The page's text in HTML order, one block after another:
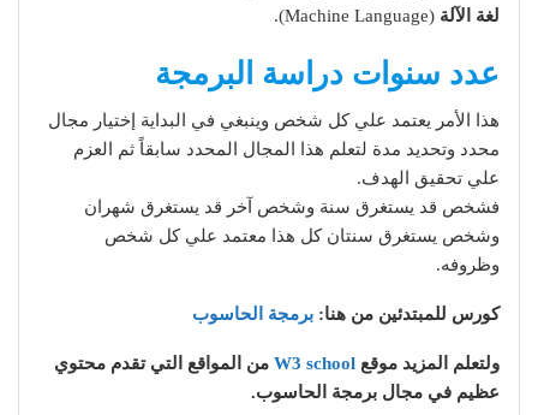
لغة الآلة (Machine Language).
عدد سنوات دراسة البرمجة
هذا الأمر يعتمد علي كل شخص وينبغي في البداية إختيار مجال
محدد وتحديد مدة لتعلم هذا المجال المحدد سابقاً ثم العزم
علي تحقيق الهدف.
فشخص قد يستغرق سنة وشخص آخر قد يستغرق شهران
وشخص يستغرق سنتان كل هذا معتمد علي كل شخص
وظروفه.
كورس للمبتدئين من هنا: برمجة الحاسوب
ولتعلم المزيد موقع W3 school من المواقع التي تقدم محتوي
عظيم في مجال برمجة الحاسوب.